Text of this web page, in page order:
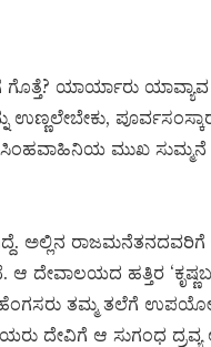
ಗೊತ್ತೆ? ಯಾರ್ಯಾರು
ಮುಖ ಸುಮ್ಮನೆ
ಅಲ್ಲಿನ
ಹತ್ತಿರ
ಹೆಂಗಸರು ತಮ್ಮ ತಲೆಗೆ
ದೇವಿಗೆ ಆ ಸುಗಂಧ ದ್ರವ್ಯ